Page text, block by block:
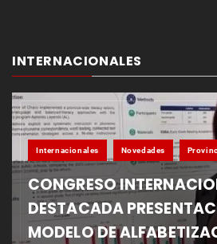
INTERNACIONALES
Internacionales Novedades
CONGRESO
DESTACADA
MODELO DE